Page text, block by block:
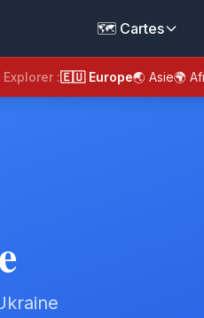
🗺️ Cartes
Explorer :🇪🇺 Europe🌏 Asie🌍